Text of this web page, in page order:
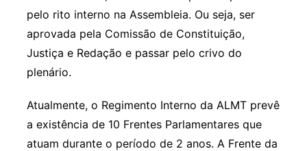
pelo rito interno na Assembleia. Ou seja, ser
aprovada pela Comissão de Constituição,
Justiça e Redação e passar pelo crivo do
plenário.
Atualmente, o Regimento Interno da ALMT prevê
a existência de 10 Frentes Parlamentares que
atuam durante o período de 2 anos. A Frente da